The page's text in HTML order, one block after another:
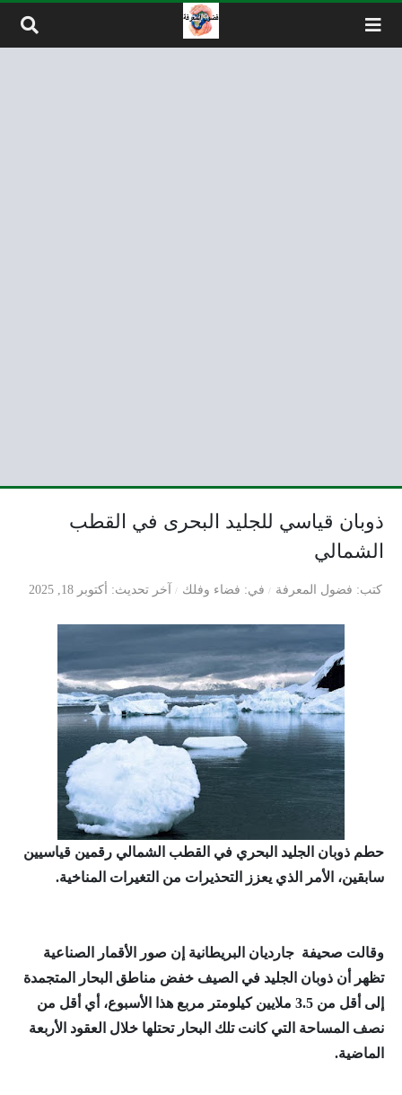
ذوبان قياسي للجليد البحرى في القطب
الشمالي
كتب فضول المعرفة في فضاء وفلك آخر تحديث أكتوبر 18, 2025
حطم ذوبان الجليد البحري في القطب الشمالي رقمين قياسيين
سابقين، الأمر الذي يعزز التحذيرات من التغيرات المناخية.
وقالت صحيفة جارديان البريطانية إن صور الأقمار الصناعية
تظهر أن ذوبان الجليد في الصيف خفض مناطق البحار المتجمدة
إلى أقل من 3.5 ملايين كيلومتر مربع هذا الأسبوع، أي أقل من
نصف المساحة التي كانت تلك البحار تحتلها خلال العقود الأربعة
الماضية.